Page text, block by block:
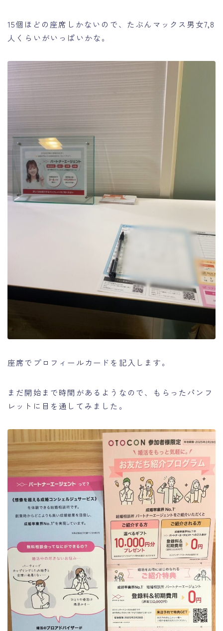
15個ほどの座席しかないので、たぶんマックス男女7,8
人くらいがいっぱいかな。
座席でプロフィールカードを記入します。
まだ開始まで時間があるようなので、もらったパンフ
レットに目を通してみました。